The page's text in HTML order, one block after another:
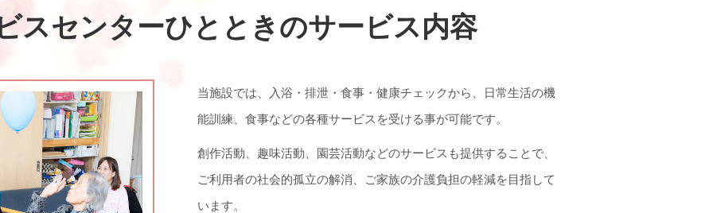
スセンターひとときのサービス内容
当施設では、入浴・排泄・食事・健康チェックから、日常生活の機
能訓練、食事などの各種サービスを受ける事が可能です。
創作活動、趣味活動、園芸活動などのサービスも提供することで、
ご利用者の社会的孤立の解消、ご家族の介護負担の軽減を目指して
います。